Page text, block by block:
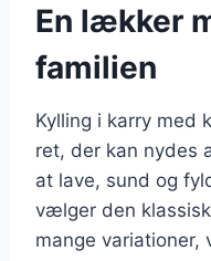
En lækker
familien
Kylling i karry med
ret, der kan nydes
at lave, sund og
vælger den
mange variationer,